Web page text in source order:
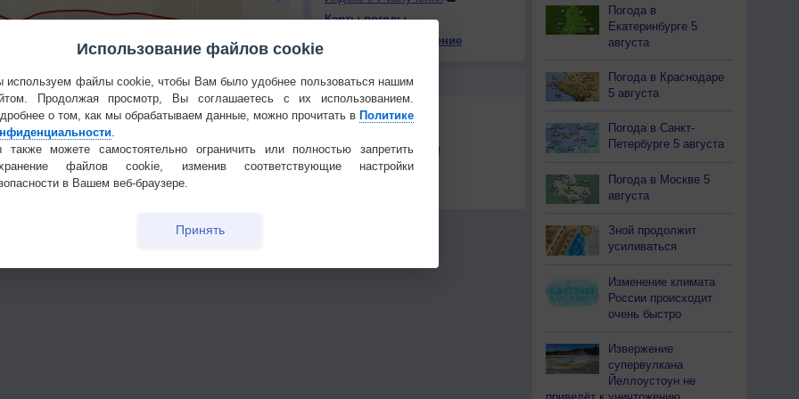
+4 +4 +9 +11 +6 +11 +6
декада Мобильная версия
Карты погоды
Атмосферное давление
КОНТАКТЫ
О проекте
конфиденциальности
Частые вопросы
Погода в
Екатеринбурге 5
августа
Погода в Краснодаре
5 августа
Погода в Санкт-
Петербурге 5 августа
Погода в Москве 5
августа
Зной продолжит
усиливаться
Изменение климата
России происходит
очень быстро
Извержение
супервулкана
Йеллоустоун не
Использование файлов cookie
используем файлы cookie, чтобы Вам было удобнее пользоваться нашим
Продолжая просмотр, Вы соглашаетесь с их использованием.
о том, как мы обрабатываем данные, можно прочитать в Политике
также можете самостоятельно ограничить или полностью запретить
файлов cookie, изменив соответствующие настройки
в Вашем веб-браузере.
Принять